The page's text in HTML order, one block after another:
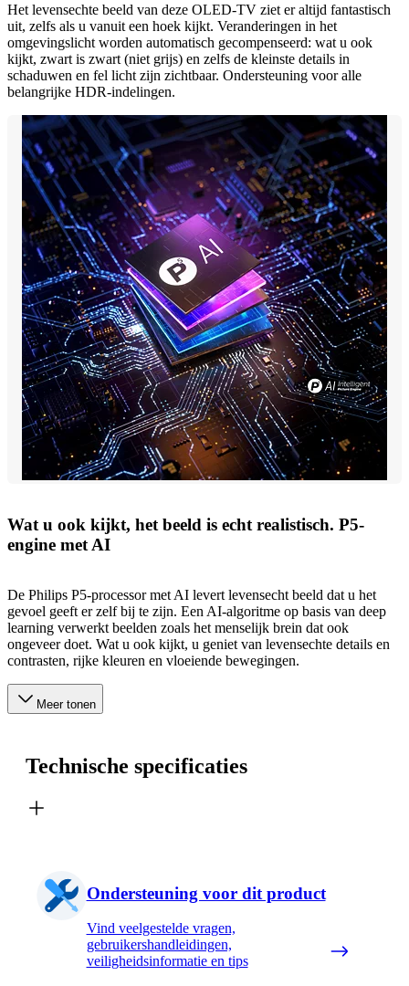
Het levensechte beeld van deze OLED-TV ziet er altijd fantastisch
uit, zelfs als u vanuit een hoek kijkt. Veranderingen in het
omgevingslicht worden automatisch gecompenseerd: wat u ook
kijkt, zwart is zwart (niet grijs) en zelfs de kleinste details in
schaduwen en fel licht zijn zichtbaar. Ondersteuning voor alle
belangrijke HDR-indelingen.
Wat u ook kijkt, het beeld is echt realistisch. P5-
engine met AI
De Philips P5-processor met AI levert levensecht beeld dat u het
gevoel geeft er zelf bij te zijn. Een AI-algoritme op basis van deep
learning verwerkt beelden zoals het menselijk brein dat ook
ongeveer doet. Wat u ook kijkt, u geniet van levensechte details en
contrasten, rijke kleuren en vloeiende bewegingen.
Meer tonen
Technische specificaties
Ondersteuning voor dit product
Vind veelgestelde vragen,
gebruikershandleidingen,
veiligheidsinformatie en tips